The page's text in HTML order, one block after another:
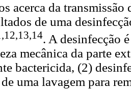
acerca da
de uma
. A desinfecção
mecânica da parte
bactericida, (2)
uma lavagem para